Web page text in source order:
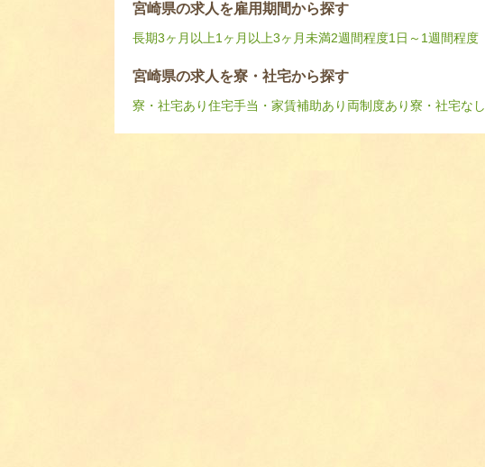
宮崎県の求人を雇用期間から探す
長期3ヶ月以上1ヶ月以上3ヶ月未満2週間程度1日～1週間程度
宮崎県の求人を寮・社宅から探す
寮・社宅あり住宅手当・家賃補助あり 両制度あり寮・社宅なし